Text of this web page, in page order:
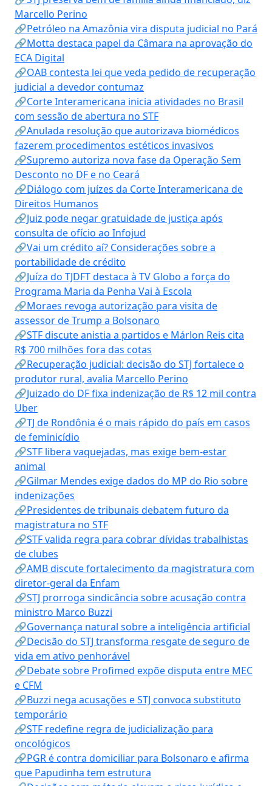
Marcello Perino
🔗Petróleo na Amazônia vira disputa judicial no Pará
🔗Motta destaca papel da Câmara na aprovação do
ECA Digital
🔗OAB contesta lei que veda pedido de recuperação
judicial a devedor contumaz
🔗Corte Interamericana inicia atividades no Brasil
com sessão de abertura no STF
🔗Anulada resolução que autorizava biomédicos
fazerem procedimentos estéticos invasivos
🔗Supremo autoriza nova fase da Operação Sem
Desconto no DF e no Ceará
🔗Diálogo com juízes da Corte Interamericana de
Direitos Humanos
🔗Juiz pode negar gratuidade de justiça após
consulta de ofício ao Infojud
🔗Vai um crédito aí? Considerações sobre a
portabilidade de crédito
🔗Juíza do TJDFT destaca à TV Globo a força do
Programa Maria da Penha Vai à Escola
🔗Moraes revoga autorização para visita de
assessor de Trump a Bolsonaro
🔗STF discute anistia a partidos e Márlon Reis cita
R$ 700 milhões fora das cotas
🔗Recuperação judicial: decisão do STJ fortalece o
produtor rural, avalia Marcello Perino
🔗Juizado do DF fixa indenização de R$ 12 mil contra
Uber
🔗TJ de Rondônia é o mais rápido do país em casos
de feminicídio
🔗STF libera vaquejadas, mas exige bem-estar
animal
🔗Gilmar Mendes exige dados do MP do Rio sobre
indenizações
🔗Presidentes de tribunais debatem futuro da
magistratura no STF
🔗STF valida regra para cobrar dívidas trabalhistas
de clubes
🔗AMB discute fortalecimento da magistratura com
diretor-geral da Enfam
🔗STJ prorroga sindicância sobre acusação contra
ministro Marco Buzzi
🔗Governança natural sobre a inteligência artificial
🔗Decisão do STJ transforma resgate de seguro de
vida em ativo penhorável
🔗Debate sobre Profimed expõe disputa entre MEC
e CFM
🔗Buzzi nega acusações e STJ convoca substituto
temporário
🔗STF redefine regra de judicialização para
oncológicos
🔗PGR é contra domiciliar para Bolsonaro e afirma
que Papudinha tem estrutura